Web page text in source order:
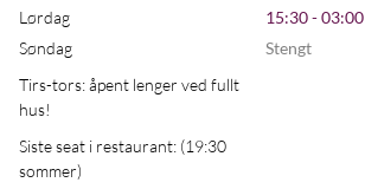
Lørdag
15:30 - 03:00
Søndag
Stengt
Tirs-tors: åpent lenger ved fullt
hus!
Siste seat i restaurant: (19:30
sommer)